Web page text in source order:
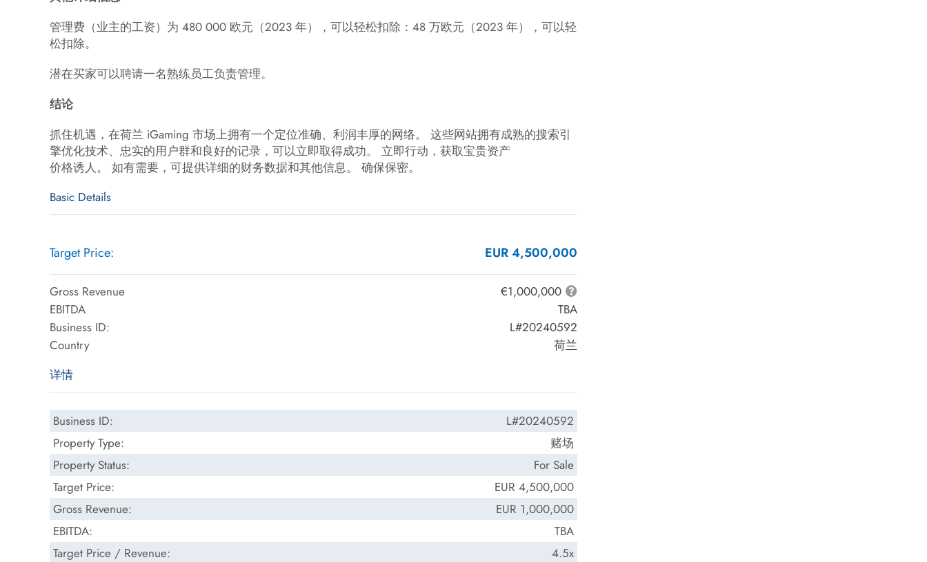
管理费（业主的工资）为 480 000 欧元（2023 年），可以轻松扣除：48 万欧元（2023 年），可以轻
松扣除。
潜在买家可以聘请一名熟练员工负责管理。
结论
抓住机遇，在荷兰 iGaming 市场上拥有一个定位准确、利润丰厚的网络。 这些网站拥有成熟的搜索引
擎优化技术、忠实的用户群和良好的记录，可以立即取得成功。 立即行动，获取宝贵资产
价格诱人。 如有需要，可提供详细的财务数据和其他信息。 确保保密。
Basic Details
Target Price: EUR 4,500,000
Gross Revenue
€1,000,000
EBITDA
TBA
Business ID:
L#20240592
Country
荷兰
详情
Business ID:
L#20240592
Property Type:
赌场
Property Status:
For Sale
Target Price:
EUR 4,500,000
Gross Revenue:
EUR 1,000,000
EBITDA:
TBA
Target Price / Revenue:
4.5x